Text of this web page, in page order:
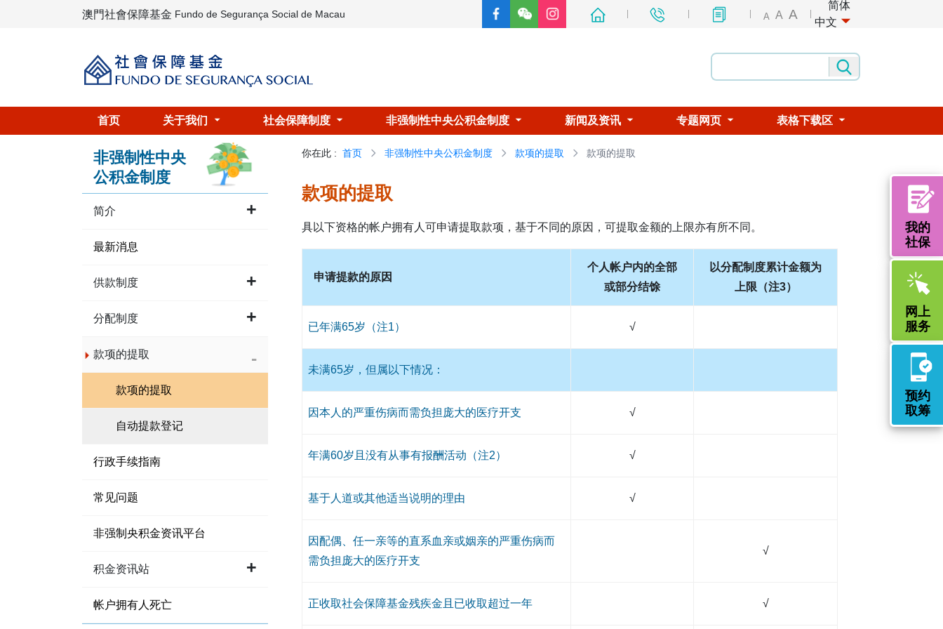
A A A
简体
中文
澳門社會保障基金 Fundo de Segurança Social de Macau
首页 关于我们 社会保障制度 非强制性中央公积金制度 新闻及资讯 专题网页 表格下载区
我的
社保
网上
服务
预约
取筹
非强制性中央
公积金制度
简介
最新消息
供款制度
分配制度
款项的提取
款项的提取
自动提款登记
行政手续指南
常见问题
非强制央积金资讯平台
积金资讯站
帐户拥有人死亡
你在此 : 首页 非强制性中央公积金制度 款项的提取 款项的提取
款项的提取
具以下资格的帐户拥有人可申请提取款项，基于不同的原因，可提取金额的上限亦有所不同。
申请提款的原因
个人帐户内的全部
或部分结馀
以分配制度累计金额为
上限（注3）
已年满65岁（注1） √
未满65岁，但属以下情况：
因本人的严重伤病而需负担庞大的医疗开支 √
年满60岁且没有从事有报酬活动（注2） √
基于人道或其他适当说明的理由 √
因配偶、任一亲等的直系血亲或姻亲的严重伤病而
需负担庞大的医疗开支
√
正收取社会保障基金残疾金且已收取超过一年 √